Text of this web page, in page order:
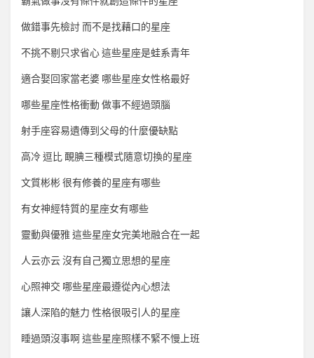
做錯事先檢討 而不是找藉口的星座
不挑不剔只求省心 這些星座是蛙系青年
適合娶回家當老婆 哪些星座女性格最好
哪些星座性格衝動 做事不經過頭腦
射手座容易遺傳到父母的什麼優缺點
高冷 逗比 靦腆三種模式隨意切換的星座
文質彬彬 很有修養的星座有哪些
有女神經特質的星座女有哪些
靈動與優雅 這些星座女完美地融合在一起
人云亦云 沒有自己獨立思想的星座
心照神交 哪些星座最遵從內心想法
讓人深陷的魅力 性格很吸引人的星座
睡過頭沒事啊 這些星座照樣不緊不慢上班